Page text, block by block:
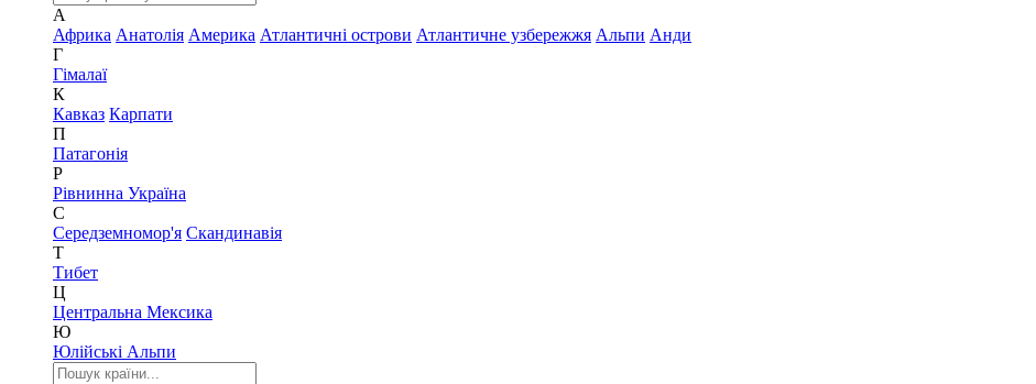
А
Африка Анатолія Америка Атлантичні острови Атлантичне узбережжя Альпи Анди
Г
Гімалаї
К
Кавказ Карпати
П
Патагонія
Р
Рівнинна Україна
С
Середземномор'я Скандинавія
Т
Тибет
Ц
Центральна Мексика
Ю
Юлійські Альпи